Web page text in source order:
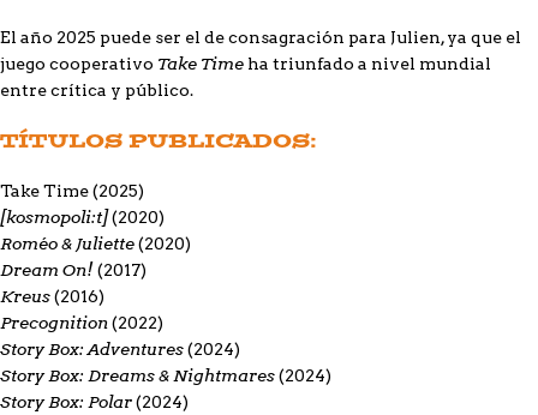
El año 2025 puede ser el de consagración para Julien, ya que el
juego cooperativo Take Time ha triunfado a nivel mundial
entre crítica y público.
TÍTULOS PUBLICADOS:
Take Time(2025)
[kosmopoli:t](2020)
Roméo & Juliette(2020)
Dream On! (2017)
Kreus(2016)
Precognition(2022)
Story Box: Adventures(2024)
Story Box: Dreams & Nightmares(2024)
Story Box: Polar(2024)